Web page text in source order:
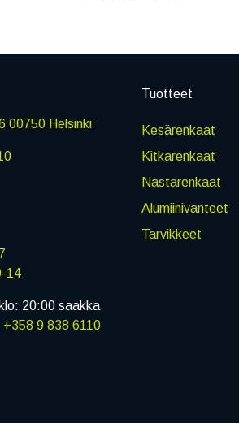
00750 Helsinki
14
20:00 saakka
+358 9 838 6110
Tuotteet
Kesärenkaat
Kitkarenkaat
Nastarenkaat
Alumiinivanteet
Tarvikkeet